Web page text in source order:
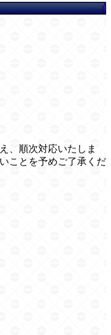
、順次対応いたしま
ことを予めご了承くだ